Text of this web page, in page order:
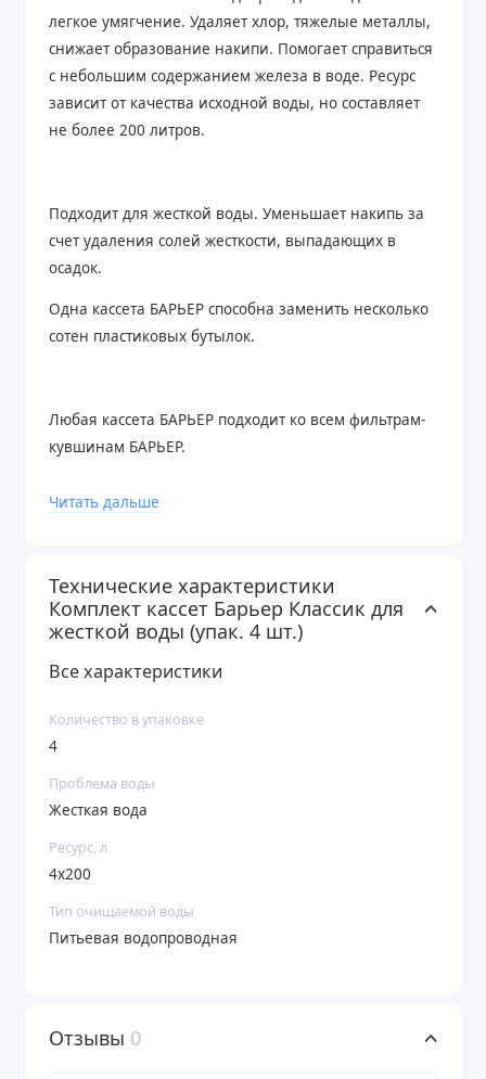
легкое умягчение. Удаляет хлор, тяжелые металлы,
снижает образование накипи. Помогает справиться
с небольшим содержанием железа в воде. Ресурс
зависит от качества исходной воды, но составляет
не более 200 литров.
Подходит для жесткой воды. Уменьшает накипь за
счет удаления солей жесткости, выпадающих в
осадок.
Одна кассета БАРЬЕР способна заменить несколько
сотен пластиковых бутылок.
Любая кассета БАРЬЕР подходит ко всем фильтрам-
кувшинам БАРЬЕР.
Читать дальше
Технические характеристики
Комплект кассет Барьер Классик для
жесткой воды (упак. 4 шт.)
Все характеристики
Количество в упаковке
4
Проблема воды
Жесткая вода
Ресурс, л
4х200
Тип очищаемой воды
Питьевая водопроводная
Отзывы 0